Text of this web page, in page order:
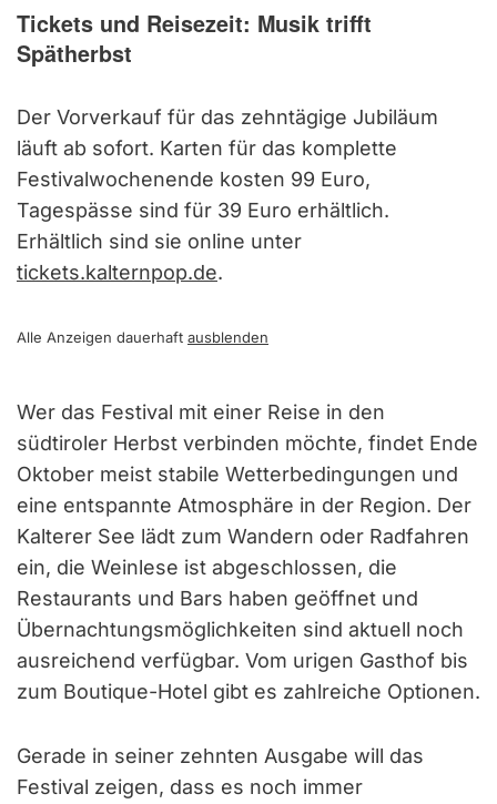
Tickets und Reisezeit: Musik trifft
Spätherbst
Der Vorverkauf für das zehntägige Jubiläum
läuft ab sofort. Karten für das komplette
Festivalwochenende kosten 99 Euro,
Tagespässe sind für 39 Euro erhältlich.
Erhältlich sind sie online unter
tickets.kalternpop.de.
Alle Anzeigen dauerhaft ausblenden
Wer das Festival mit einer Reise in den
südtiroler Herbst verbinden möchte, findet Ende
Oktober meist stabile Wetterbedingungen und
eine entspannte Atmosphäre in der Region. Der
Kalterer See lädt zum Wandern oder Radfahren
ein, die Weinlese ist abgeschlossen, die
Restaurants und Bars haben geöffnet und
Übernachtungsmöglichkeiten sind aktuell noch
ausreichend verfügbar. Vom urigen Gasthof bis
zum Boutique-Hotel gibt es zahlreiche Optionen.
Gerade in seiner zehnten Ausgabe will das
Festival zeigen, dass es noch immer